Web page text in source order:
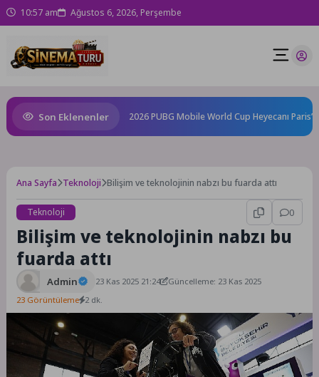
10:57 am Ağustos 6, 2026, Perşembe
Son Eklenenler
Dışında” 2026 PUBG Mobile World Cup Heyecanı Paris’te
Ana Sayfa Teknoloji Bilişim ve teknolojinin nabzı bu fuarda attı
Teknoloji 0
Bilişim ve teknolojinin nabzı bu
fuarda attı
Admin 23 Kas 2025 21:24
Güncelleme: 23 Kas 2025
23 Görüntüleme 2 dk.